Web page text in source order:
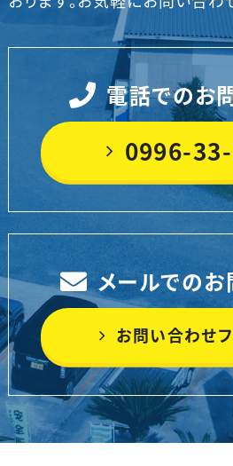
電話でのお
0996-
メールでの
お問い合わせ